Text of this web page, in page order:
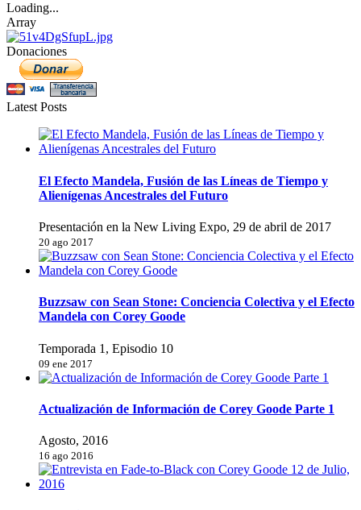
Loading...
Array
Donaciones
Latest Posts
El Efecto Mandela, Fusión de las Líneas de Tiempo y
Alienígenas Ancestrales del Futuro
Presentación en la New Living Expo, 29 de abril de 2017
20 ago 2017
Buzzsaw con Sean Stone: Conciencia Colectiva y el Efecto
Mandela con Corey Goode
Temporada 1, Episodio 10
09 ene 2017
Actualización de Información de Corey Goode Parte 1
Agosto, 2016
16 ago 2016